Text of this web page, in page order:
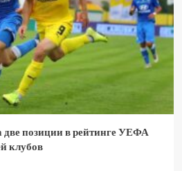
две позиции в рейтинге УЕФА
клубов